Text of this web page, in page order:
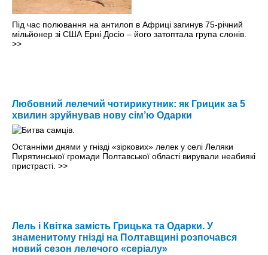
Під час полювання на антилоп в Африці загинув 75-річний
мільйонер зі США Ерні Досіо – його затоптала група слонів.
>>
Любовний лелечий чотирикутник: як Грицик за 5
хвилин зруйнував нову сім’ю Одарки
Останніми днями у гнізді «зіркових» лелек у селі Леляки
Пирятинської громади Полтавської області вирували неабиякі
пристрасті. >>
Лель і Квітка замість Грицька та Одарки. У
знаменитому гнізді на Полтавщині розпочався
новий сезон лелечого «серіалу»